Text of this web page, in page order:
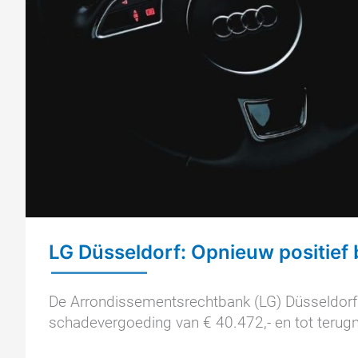
LG Düsseldorf: Opnieuw
De Arrondissementsrechtbank (LG)
schadevergoeding van € 40.472,- en tot